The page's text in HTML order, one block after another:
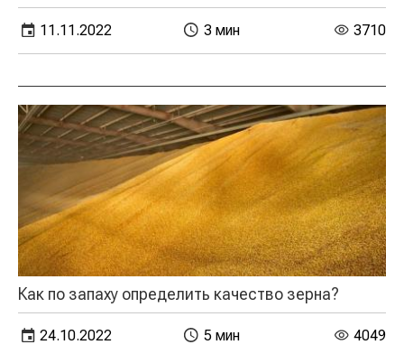
11.11.2022 3 мин 3710
Как по запаху определить качество зерна?
24.10.2022 5 мин 4049